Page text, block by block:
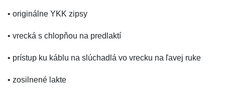
• originálne YKK zipsy
• vrecká s chlopňou na predlaktí
• prístup ku káblu na slúchadlá vo vrecku na ľavej ruke
• zosilnené lakte